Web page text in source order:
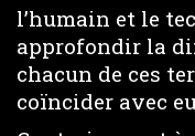
l’humain et le
approfondir la
chacun de ces
coïncider avec